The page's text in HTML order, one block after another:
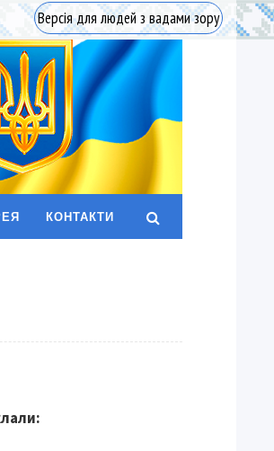
Версія для людей з вадами зору
КОНТАКТИ